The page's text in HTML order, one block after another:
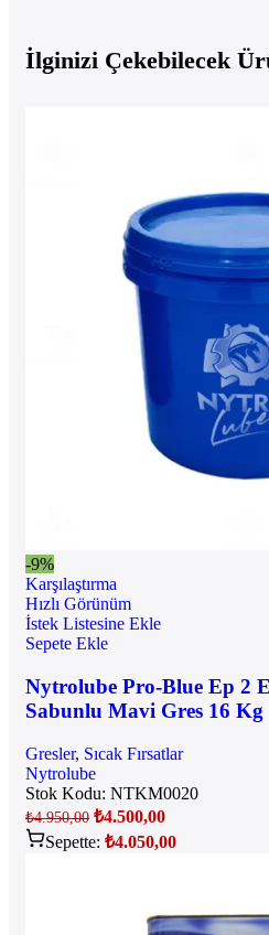
İlginizi Çekebilecek
-9%
Karşılaştırma
Hızlı Görünüm
İstek Listesine Ekle
Sepete Ekle
Nytrolube Pro-Blue Ep 2
Sabunlu Mavi Gres 16 Kg
Gresler, Sıcak Fırsatlar
Nytrolube
Stok Kodu: NTKM0020
₺4.950,00 ₺4.500,00
Sepette: ₺4.050,00